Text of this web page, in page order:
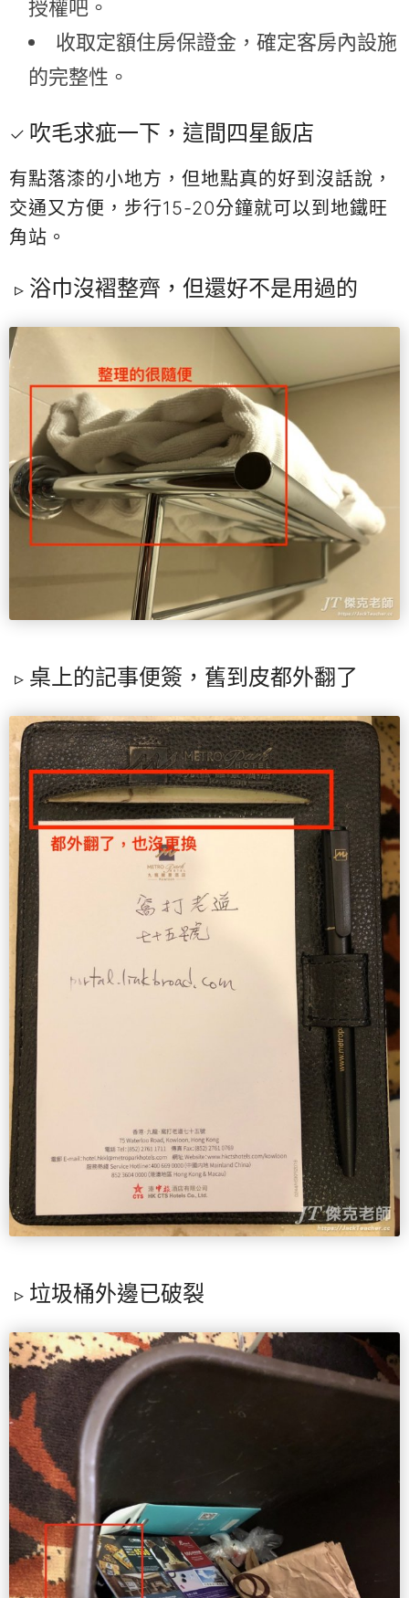
授權吧。
收取定額住房保證金，確定客房內設施
的完整性。
吹毛求疵一下，這間四星飯店
有點落漆的小地方，但地點真的好到沒話說，
交通又方便，步行15-20分鐘就可以到地鐵旺
角站。
浴巾沒褶整齊，但還好不是用過的
桌上的記事便簽，舊到皮都外翻了
垃圾桶外邊已破裂